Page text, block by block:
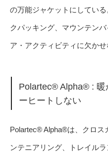
の万能ジャケットにしてい
クパッキング、マウンテン
ア・アクティビティに欠かせ
Polartec® Alpha® :
ーヒートしない
Polartec® Alpha®は、クロス
ンテニアリング、トレイル